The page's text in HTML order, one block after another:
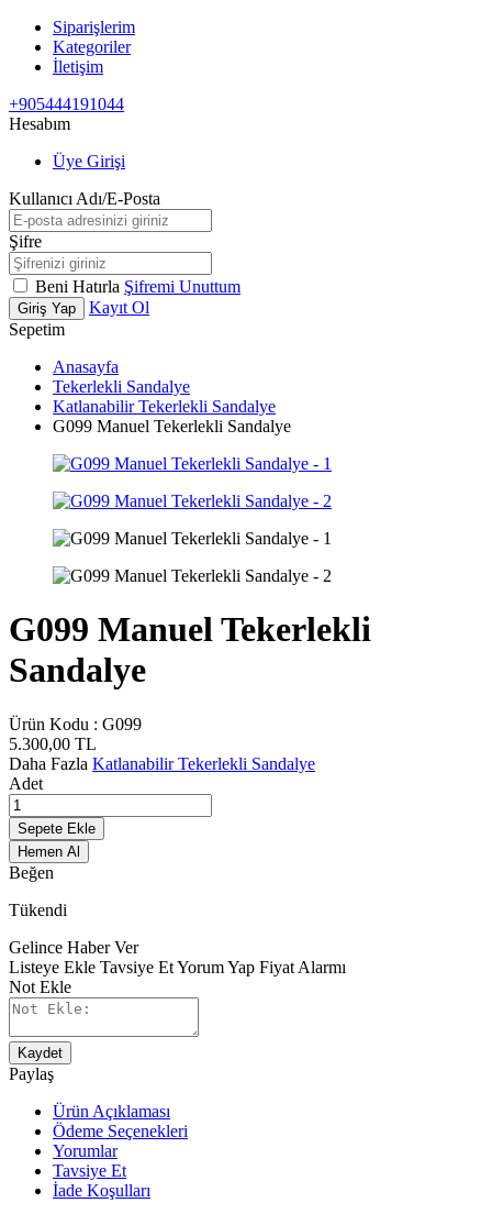
Siparişlerim
Kategoriler
İletişim
+905444191044
Hesabım
Üye Girişi
Kullanıcı Adı/E-Posta
Şifre
Beni Hatırla Şifremi Unuttum
Giriş Yap
Kayıt Ol
Sepetim
Anasayfa
Tekerlekli Sandalye
Katlanabilir Tekerlekli Sandalye
G099 Manuel Tekerlekli Sandalye
G099 Manuel Tekerlekli
Sandalye
Ürün Kodu : G099
5.300,00 TL
Daha Fazla Katlanabilir Tekerlekli Sandalye
Adet
Sepete Ekle
Hemen Al
Beğen
Tükendi
Gelince Haber Ver
Listeye Ekle Tavsiye EtYorum Yap Fiyat Alarmı
Not Ekle
Kaydet
Paylaş
Ürün Açıklaması
Ödeme Seçenekleri
Yorumlar
Tavsiye Et
İade Koşulları